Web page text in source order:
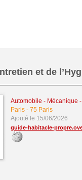
et de
Automobile - Mécanique
Paris- 75 Paris
Ajouté le 15/06/2026
guide-habitacle-